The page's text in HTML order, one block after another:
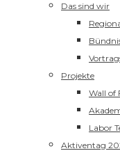
Das sind wir
Projekte
Wall of
Labor
Aktiventag